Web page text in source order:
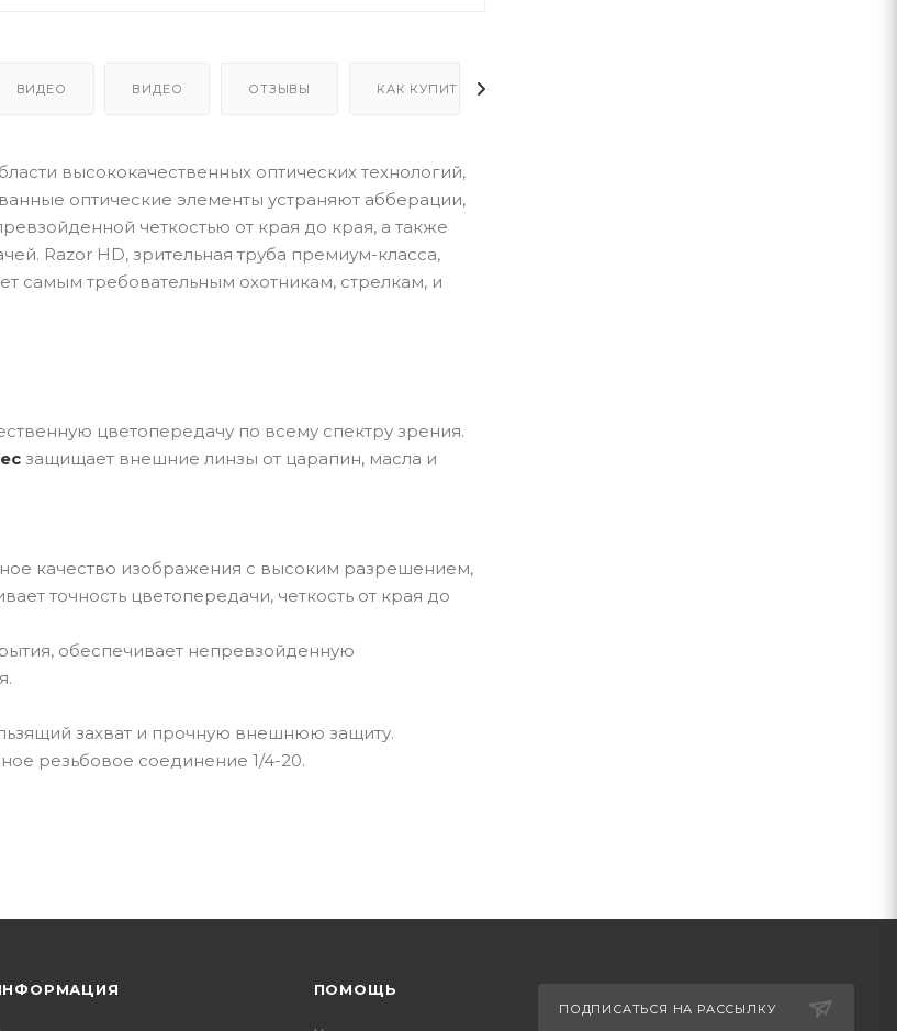
ВИДЕО ВИДЕО ОТЗЫВЫ КАК КУПИТЬ
высококачественных оптических технологий,
оптические элементы устраняют абберации,
четкостью от края до края, а также
Razor HD, зрительная труба премиум-класса,
самым требовательным охотникам, стрелкам, и
цветопередачу по всему спектру зрения.
защищает внешние линзы от царапин, масла и
качество изображения с высоким разрешением,
точность цветопередачи, четкость от края до
обеспечивает непревзойденную
захват и прочную внешнюю защиту.
резьбовое соединение 1/4-20.
ПОМОЩЬ
ПОДПИСАТЬСЯ НА РАССЫЛКУ